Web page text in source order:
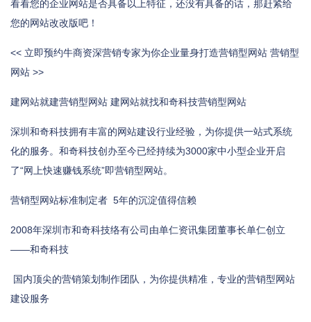
看看您的企业网站是否具备以上特征，还没有具备的话，那赶紧给
您的网站改改版吧！
<< 立即预约牛商资深营销专家为你企业量身打造营销型网站 营销型
网站 >>
建网站就建营销型网站 建网站就找和奇科技营销型网站
深圳和奇科技拥有丰富的网站建设行业经验，为你提供一站式系统
化的服务。和奇科技创办至今已经持续为3000家中小型企业开启
了“网上快速赚钱系统”即营销型网站。
营销型网站标准制定者 5年的沉淀值得信赖
2008年深圳市和奇科技络有公司由单仁资讯集团董事长单仁创立
——和奇科技
国内顶尖的营销策划制作团队，为你提供精准，专业的营销型网站
建设服务